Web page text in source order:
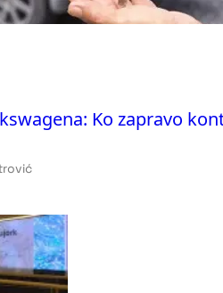
Ko zapravo